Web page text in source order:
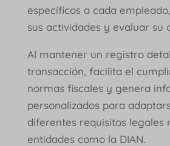
específicos a cada
sus actividades y evaluar su
Al mantener un registro
transacción, facilita el
normas fiscales y genera
personalizados para
diferentes requisitos legales
entidades como la DIAN.